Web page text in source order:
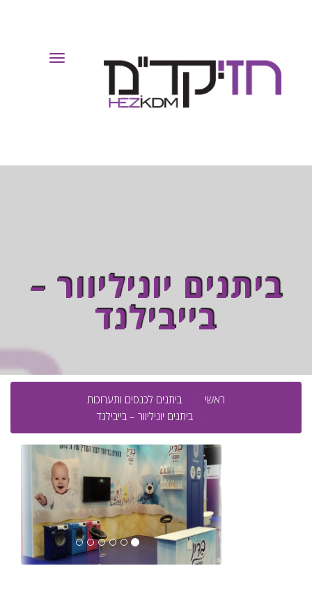
Toggle
ביתנים יוניליוור –
בייבילנד
ראשי
ביתנים לכנסים ותערוכות
ביתנים יוניליוור – בייבילנד